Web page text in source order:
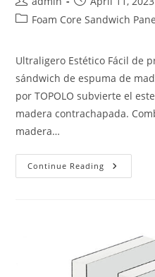
author:
published:
PostFoam Core Sandwich
Ultraligero Estético Fácil de
sándwich de espuma de
por TOPOLO subvierte el
madera contrachapada.
madera…
Continue Reading Paneles
De